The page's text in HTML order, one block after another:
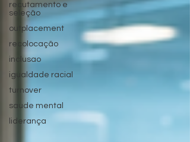
recutamento e
seleção
outplacement
recolocação
inclusao
igualdade racial
turnover
saude mental
liderança